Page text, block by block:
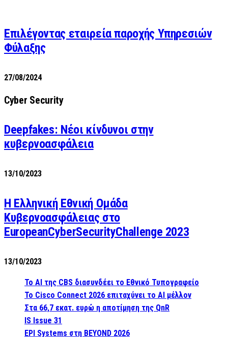
Επιλέγοντας εταιρεία παροχής Υπηρεσιών
Φύλαξης
27/08/2024
Cyber Security
Deepfakes: Νέοι κίνδυνοι στην
κυβερνοασφάλεια
13/10/2023
Η Ελληνική Εθνική Ομάδα
Κυβερνοασφάλειας στο
EuropeanCyberSecurityChallenge 2023
13/10/2023
Το AI της CBS διασυνδέει το Εθνικό Τυπογραφείο
Το Cisco Connect 2026 επιταχύνει το AI μέλλον
Στα 66,7 εκατ. ευρώ η αποτίμηση της QnR
IS Issue 31
EPI Systems στη BEYOND 2026